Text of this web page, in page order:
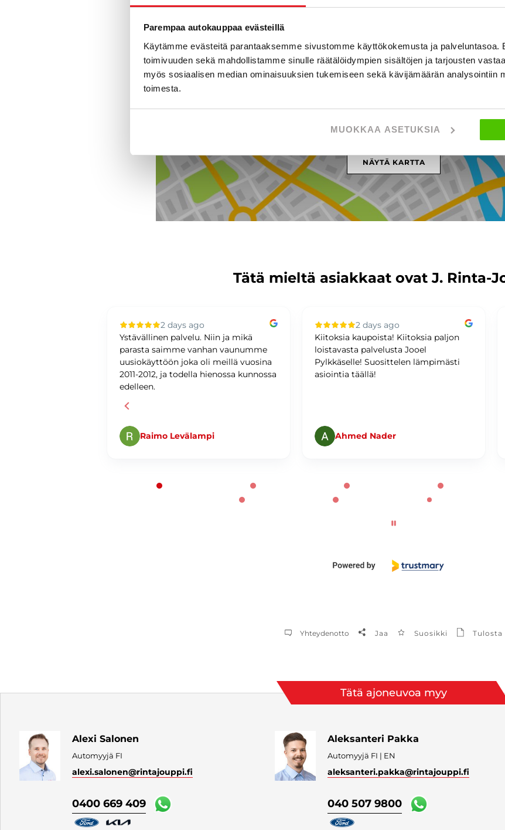
Parempaa autokauppaa evästeillä
Käytämme evästeitä parantaaksemme sivustomme käyttökokemusta ja
toimivuuden sekä mahdollistamme sinulle räätälöidympien sisältöjen ja tarjousten
myös sosiaalisen median ominaisuuksien tukemiseen sekä kävijämäärän analysointiin
toimesta.
MUOKKAA ASETUKSIA
Toimipiste
NÄYTÄ KARTTA
Tätä mieltä asiakkaat ovat J. Rinta-
2 days ago
Ystävällinen palvelu. Niin ja mikä
parasta saimme vanhan vaunumme
uusiokäyttöön joka oli meillä vuosina
2011-2012, ja todella hienossa kunnossa
edelleen.
Raimo Levälampi
2 days ago
Kiitoksia kaupoista! Kiitoksia paljon
loistavasta palvelusta Jooel
Pylkkäselle! Suosittelen lämpimästi
asiointia täällä!
Ahmed Nader
Yhteydenotto Jaa Suosikki Tulosta
Tätä ajoneuvoa myy
Alexi Salonen
Automyyjä FI
alexi.salonen@rintajouppi.fi
0400 669 409
Aleksanteri Pakka
Automyyjä FI | EN
aleksanteri.pakka@rintajouppi.fi
040 507 9800